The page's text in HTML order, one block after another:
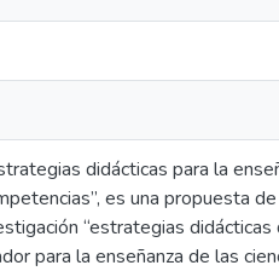
didácticas para la
es una propuesta
“estrategias
para la enseñanza de las